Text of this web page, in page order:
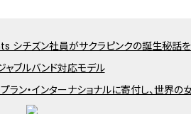
フル充電時約4年可動(パワーセーブ作動
日中欧米電波受信
受信局自動選択機能
定時受信機能